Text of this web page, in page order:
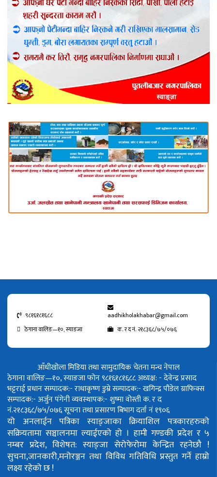
९८१६१८१६८८
aadhikholakhabar@gmail.com
ठेगाना वालिङ—१०, स्याङजा
क. र द नं. २१८३६८/७५/०७६
आँधीखोला मिडिया तथा सामुदायिक चेतना मन्च नेपाल
ठेगाना वालिङ—१०, स्याङजा फोन ९८१६१८१६८८अध्यक्ष: - देवेन्द्र प्रसाद
भट्टराईप्रधान सम्पादक:- राधाकृष्ण डुम्रेसम्पादक:- खगिन्द्र पौडेलग्राफिक्स
सम्पादक:- अर्जुन पंगेनीव्यवस्थापक:- शुष्मा वोस्तीक. र द
नं.२१८३६८/७५/०७६सूचना तथा प्रसारण बिभाग दर्ता नं १९०६
यो अनलाईन पत्रिका स्याङ्जाका क्रियाशिल पत्रकारहरुको
सक्रियतामा सञ्चालनमा ल्याईएको हो । हामी गण्डकी प्रदेश र ५
नम्बर प्रदेश, विशेषत: स्याङ्जा सेरोफेरोमा केन्द्रित रहनेछौ !
सुचना,जानकारी,मनोरञ्जन तथा विविध गतिविधि प्रस्तुत गर्ने हाम्रो
लक्ष्य रहेको छ !